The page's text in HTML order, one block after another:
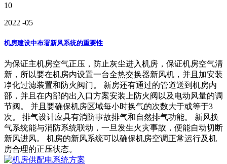
10
2022 -05
机房建设中布署新风系统的重要性
为保证主机房空气正压，防止灰尘进入机房，保证机房空气清
新，所以要在机房内设置一台全热交换器新风机，并且加安装
净化过滤装置和防火阀门。 新房还有通过的管道送到机房内
部，并且在内部的出入口方案安装上防火阀以及电动风量的调
节阀。 并且要确保机房区域每小时换气的次数大于或等于3
次。 排气设计应具有消防事故排气和自然排气功能。 新风换
气系统能与消防系统联动，一旦发生火灾事故，便能自动切断
新风进风。 机房的新风系统可以确保机房空调正常运行及机
房合理的正压状态。